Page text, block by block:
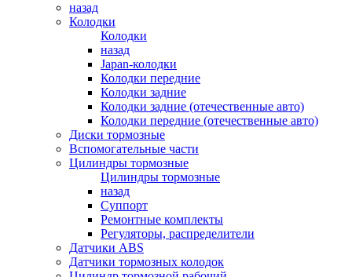
назад
Колодки
Колодки
назад
Japan-колодки
Колодки передние
Колодки задние
Колодки задние (отечественные авто)
Колодки передние (отечественные авто)
Диски тормозные
Вспомогательные части
Цилиндры тормозные
Цилиндры тормозные
назад
Суппорт
Ремонтные комплекты
Регуляторы, распределители
Датчики ABS
Датчики тормозных колодок